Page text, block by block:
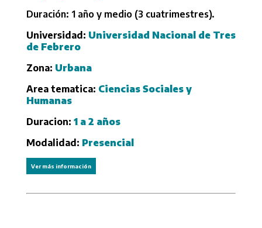
Duración: 1 año y medio (3 cuatrimestres).
Universidad: Universidad Nacional de Tres
de Febrero
Zona: Urbana
Area tematica: Ciencias Sociales y
Humanas
Duracion: 1 a 2 años
Modalidad: Presencial
Ver más información